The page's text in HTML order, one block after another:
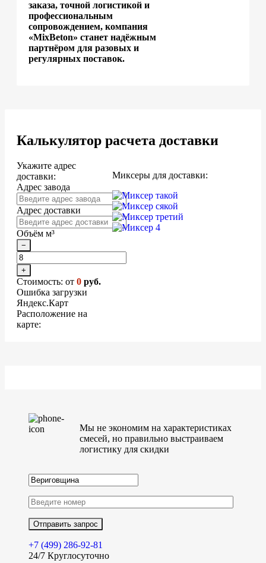
заказа, точной логистикой и
профессиональным
сопровождением, компания
«MixBeton» станет надёжным
партнёром для разовых и
регулярных поставок.
Калькулятор расчета доставки
Укажите адрес
доставки:
Адрес завода
Адрес доставки
Объём м³
−
+
Стоимость: от 0 руб.
Ошибка загрузки
Яндекс.Карт
Расположение на
карте:
Миксеры для доставки:
Мы не экономим на характеристиках
смесей, но правильно выстраиваем
логистику для скидки
+7 (499) 286-92-81
24/7 Круглосуточно